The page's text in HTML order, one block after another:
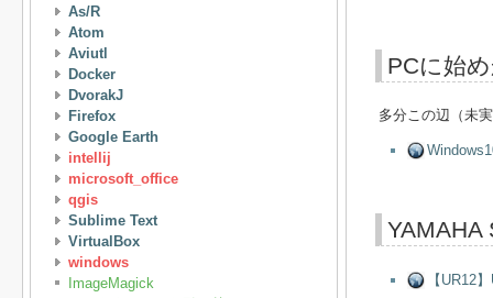
As/R
Atom
Aviutl
Docker
DvorakJ
Firefox
Google Earth
intellij
microsoft_office
qgis
Sublime Text
VirtualBox
windows
ImageMagick
PCに始
多分この辺（未
YAMAHA
【UR12